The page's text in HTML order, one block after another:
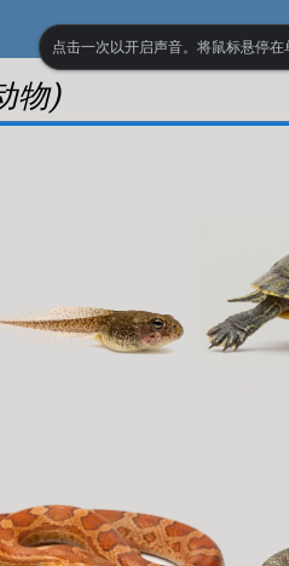
物)
点击一次以开启声音。将鼠标悬停在